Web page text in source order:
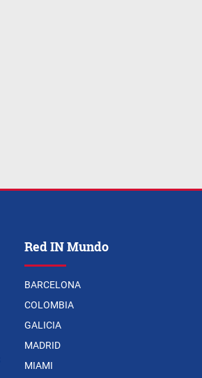
Red IN Mundo
BARCELONA
COLOMBIA
GALICIA
MADRID
MIAMI